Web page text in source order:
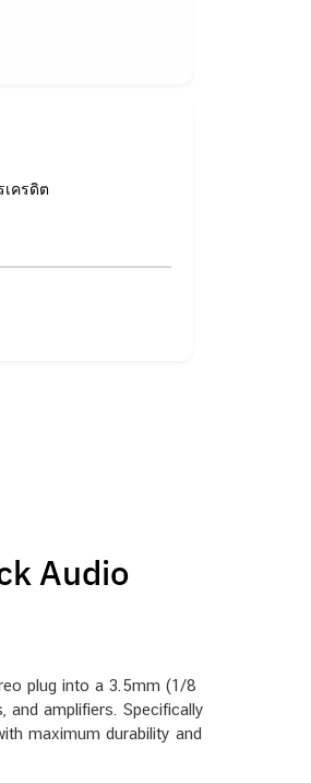
เครดิต
Audio
plug into a 3.5mm (1/8
and amplifiers. Specifically
maximum durability and